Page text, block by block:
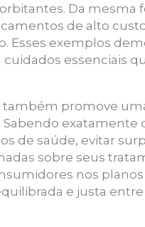
Da mesma
de alto
Esses exemplos
essenciais
promove
exatamente
de saúde, evitar
sobre seus
nos
e justa